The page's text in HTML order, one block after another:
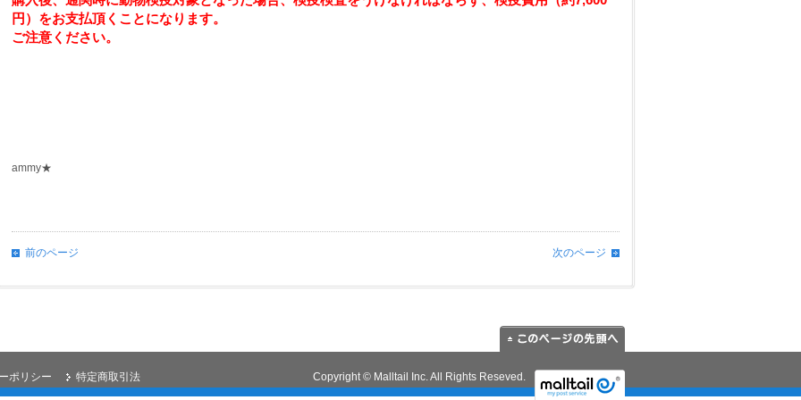
円）をお支払頂くことになります。
ご注意ください。
ammy★
前のページ 次のページ
特定商取引法
ポリシー Copyright © Malltail Inc. All Rights Reseved.